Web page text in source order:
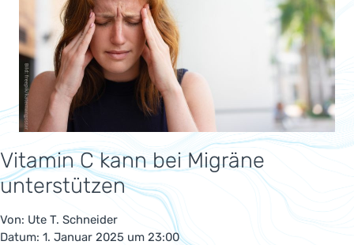
Vitamin C kann bei Migräne
unterstützen
Von: Ute T. Schneider
Datum: 1. Januar 2025 um 23:00